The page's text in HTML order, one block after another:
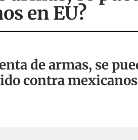
en EU?
de armas, se
contra mexicanos